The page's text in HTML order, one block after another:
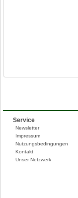
Service
Newsletter
Impressum
Nutzungsbedingungen
Kontakt
Unser Netzwerk